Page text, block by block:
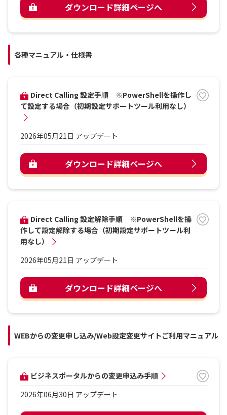
ダウンロード詳細ページへ
各種マニュアル・仕様書
Direct Calling 設定手順 ※PowerShellを操作し
て設定する場合（初期設定サポートツール利用なし）
2026年05月21日 アップデート
ダウンロード詳細ページへ
Direct Calling 設定解除手順 ※PowerShellを操
作して設定解除する場合（初期設定サポートツール利
用なし）
2026年05月21日 アップデート
ダウンロード詳細ページへ
WEBからの変更申し込み/Web設定変更サイトご利用マニュアル
ビジネスポータルからの変更申込み手順
2026年06月30日 アップデート